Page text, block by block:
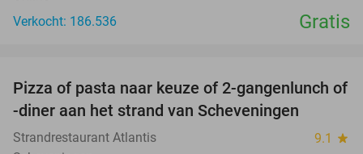
Verkocht: 186.536
Gratis
39%
Pizza of pasta naar keuze of 2-gangenlunch of
-diner aan het strand van Scheveningen
Strandrestaurant Atlantis 9.1 star